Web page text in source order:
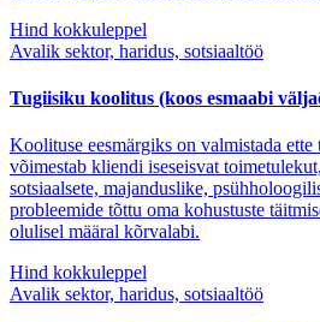
Hind kokkuleppel
Avalik sektor, haridus, sotsiaaltöö
Tugiisiku koolitus (koos esmaabi
Koolituse eesmärgiks on valmistada
võimestab kliendi iseseisvat
sotsiaalsete, majanduslike,
probleemide tõttu oma kohustuste
olulisel määral kõrvalabi.
Hind kokkuleppel
Avalik sektor, haridus, sotsiaaltöö